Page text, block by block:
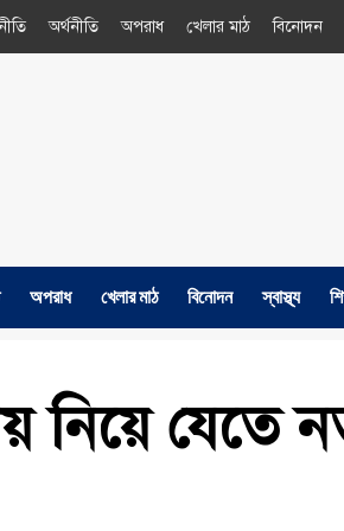
অর্থনীতি অপরাধ খেলার মাঠ বিনোদন
অপরাধ খেলার মাঠ বিনোদন স্বাস্থ্য
নিয়ে যেতে